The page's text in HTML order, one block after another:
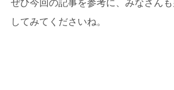
ぜひ今回の記事を参考に、みなさん
してみてくださいね。